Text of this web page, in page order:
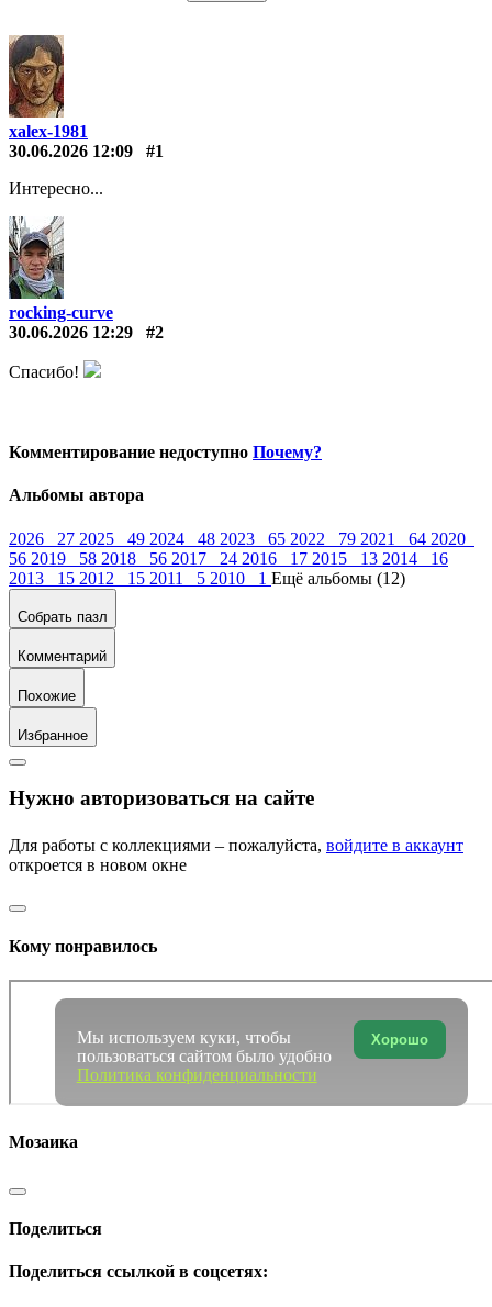
xalex-1981
30.06.2026 12:09
#1
Интересно...
rocking-curve
30.06.2026 12:29
#2
Спасибо!
Комментирование недоступно Почему?
Альбомы автора
2026 27 2025 49 2024 48 2023 65 2022 79 2021 64 2020
56 2019 58 2018 56 2017 24 2016 17 2015 13 2014 16
2013 15 2012 15 2011 5 2010 1 Ещё альбомы (12)
Собрать пазл
Комментарий
Похожие
Избранное
Нужно авторизоваться на сайте
Для работы с коллекциями – пожалуйста, войдите в аккаунт
откроется в новом окне
Кому понравилось
Мозаика
Поделиться
Поделиться ссылкой в соцсетях:
Хорошо
Мы используем куки, чтобы
пользоваться сайтом было удобно
Политика конфиденциальности